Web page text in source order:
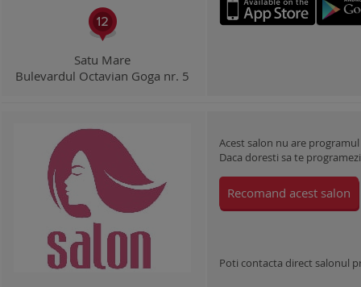
Satu Mare
Bulevardul Octavian Goga nr. 5
Acest salon nu are
Daca doresti sa te
Recomand acest salon
Poti contacta direct salonul